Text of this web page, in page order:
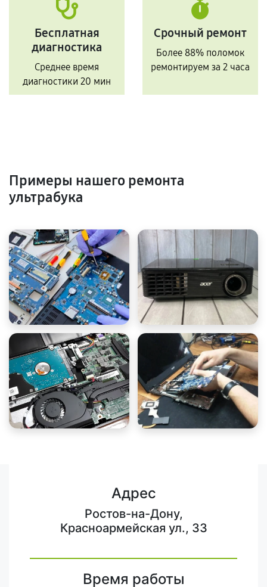
Бесплатная
диагностика
Среднее время
диагностики 20 мин
Срочный ремонт
Более 88% поломок
ремонтируем за 2 часа
Примеры нашего ремонта
ультрабука
Адрес
Ростов-на-Дону,
Красноармейская ул., 33
Время работы